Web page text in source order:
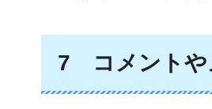
7 コメントや